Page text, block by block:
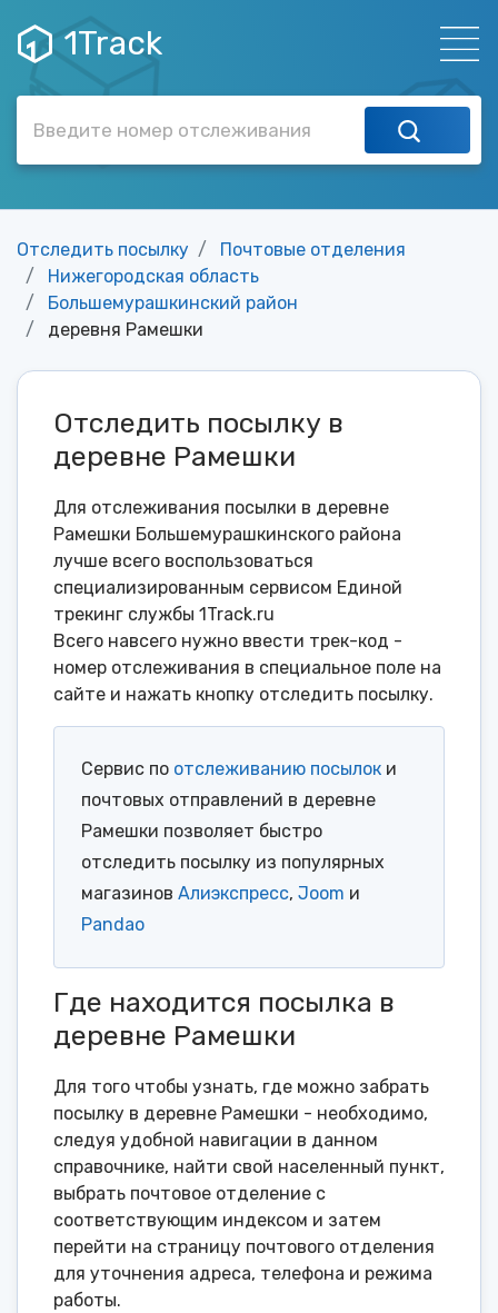
1Track
Отследить посылку
Почтовые отделения
Нижегородская область
Большемурашкинский район
деревня Рамешки
Отследить посылку в
деревне Рамешки
Для отслеживания посылки в деревне
Рамешки Большемурашкинского района
лучше всего воспользоваться
специализированным сервисом Единой
трекинг службы 1Track.ru
Всего навсего нужно ввести трек-код -
номер отслеживания в специальное поле на
сайте и нажать кнопку отследить посылку.
Сервис по отслеживанию посылок и
почтовых отправлений в деревне
Рамешки позволяет быстро
отследить посылку из популярных
магазинов Алиэкспресс, Joom и
Pandao
Где находится посылка в
деревне Рамешки
Для того чтобы узнать, где можно забрать
посылку в деревне Рамешки - необходимо,
следуя удобной навигации в данном
справочнике, найти свой населенный пункт,
выбрать почтовое отделение с
соответствующим индексом и затем
перейти на страницу почтового отделения
для уточнения адреса, телефона и режима
работы.